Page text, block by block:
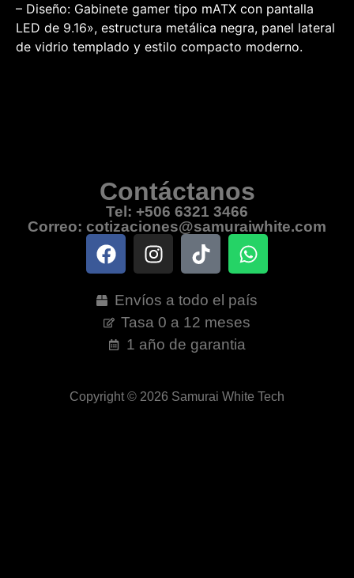
– Diseño: Gabinete gamer tipo mATX con pantalla
LED de 9.16», estructura metálica negra, panel lateral
de vidrio templado y estilo compacto moderno.
Contáctanos
Tel: +506 6321 3466
Correo: cotizaciones@samuraiwhite.com
Envíos a todo el país
Tasa 0 a 12 meses
1 año de garantia
Copyright © 2026 Samurai White Tech